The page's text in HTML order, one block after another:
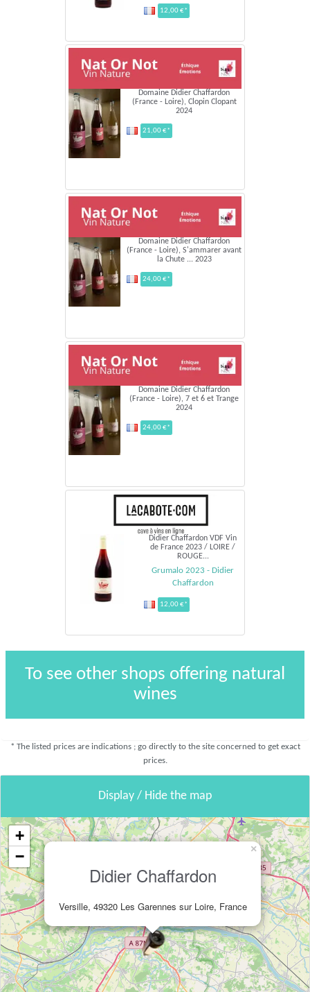
12,00 €*
Domaine Didier Chaffardon
(France - Loire), Clopin Clopant
2024
21,00 €*
Domaine Didier Chaffardon
(France - Loire), S'ammarer avant
la Chute ... 2023
24,00 €*
Domaine Didier Chaffardon
(France - Loire), 7 et 6 et Trange
2024
24,00 €*
Didier Chaffardon VDF Vin
de France 2023 / LOIRE /
ROUGE...
Grumalo 2023 - Didier
Chaffardon
12,00 €*
To see other shops offering natural
wines
* The listed prices are indications ; go directly to the site concerned to get exact
prices.
Display / Hide the map
Didier Chaffardon
Versille, 49320 Les Garennes sur Loire, France
×
+
−